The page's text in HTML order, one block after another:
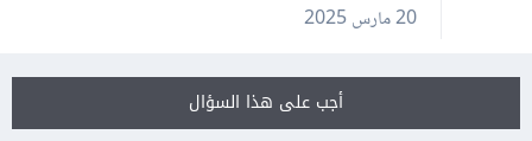
20 مارس 2025
أجب على هذا السؤال